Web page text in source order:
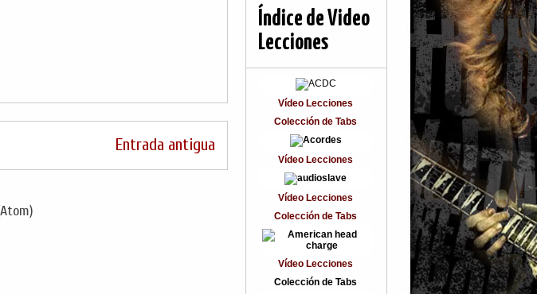
Entrada antigua
Índice de Video
Lecciones
Vídeo Lecciones
Colección de Tabs
Vídeo Lecciones
Vídeo Lecciones
Colección de Tabs
Vídeo Lecciones
Colección de Tabs